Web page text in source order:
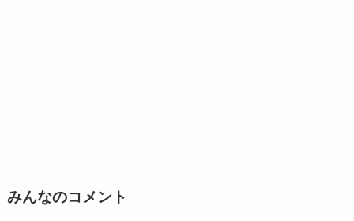
みんなのコメント